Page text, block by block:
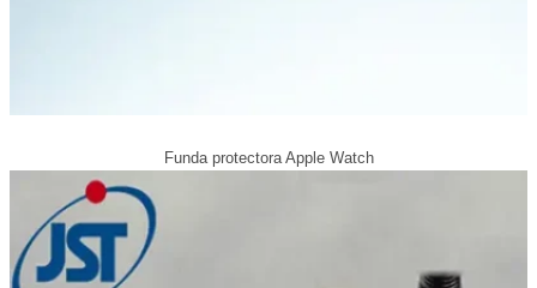
Funda protectora Apple Watch